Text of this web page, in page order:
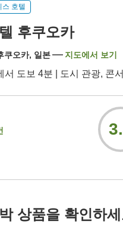
스 호텔
후쿠오카
쿠오카, 일본 지도에서 보기
서 도보 4분 | 도시 관광, 콘
상품을 확인하